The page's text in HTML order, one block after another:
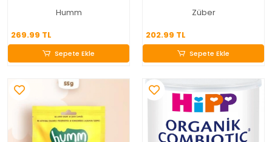
Humm
269.99 TL
269.99 TL
Sepete Ekle
Züber
202.99 TL
202.99 TL
Sepete Ekle